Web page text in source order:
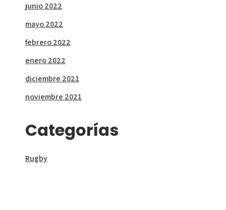
junio 2022
mayo 2022
febrero 2022
enero 2022
diciembre 2021
noviembre 2021
Categorías
Rugby